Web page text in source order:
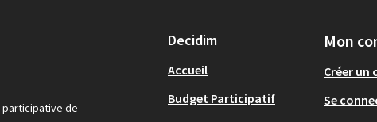
participative de
Decidim
Accueil
Budget Participatif
Mon
Créer un
Se